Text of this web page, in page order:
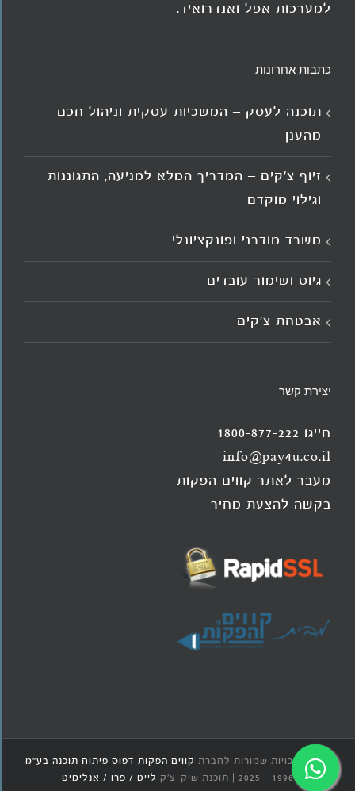
למערכות אפל ואנדרואיד.
כתבות אחרונות
תוכנה לעסק – המשכיות עסקית וניהול חכם
מהענן
זיוף צ'קים – המדריך המלא למניעה, התגוננות
וגילוי מוקדם
משרד מודרני ופונקציונלי
גיוס ושימור עובדים
אבטחת צ'קים
יצירת קשר
חייגו 1800-877-222
info@pay4u.co.il
מעבר לאתר קווים הפקות
בקשה להצעת מחיר
© כל הזכויות שמורות לחברת קווים הפקות דפוס פיתוח תוכנה בע"מ
1996 - 2025 | תוכנת שיק-צ'ק
לייט / פרו / אנלימיט